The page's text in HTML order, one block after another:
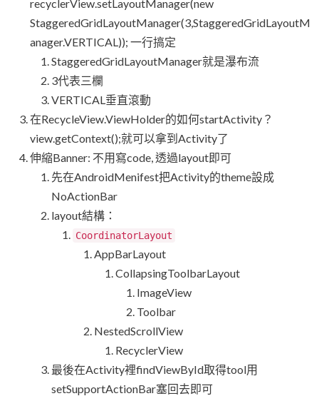
recyclerView.setLayoutManager(new
StaggeredGridLayoutManager(3,StaggeredGridLayoutM
anager.VERTICAL)); 一行搞定
StaggeredGridLayoutManager就是瀑布流
3代表三欄
VERTICAL垂直滾動
在RecycleView.ViewHolder的如何startActivity？
view.getContext();就可以拿到Activity了
伸縮Banner: 不用寫code, 透過layout即可
先在AndroidMenifest把Activity的theme設成
NoActionBar
layout結構：
CoordinatorLayout
AppBarLayout
CollapsingToolbarLayout
ImageView
Toolbar
NestedScrollView
RecyclerView
最後在Activity裡findViewById取得tool用
setSupportActionBar塞回去即可